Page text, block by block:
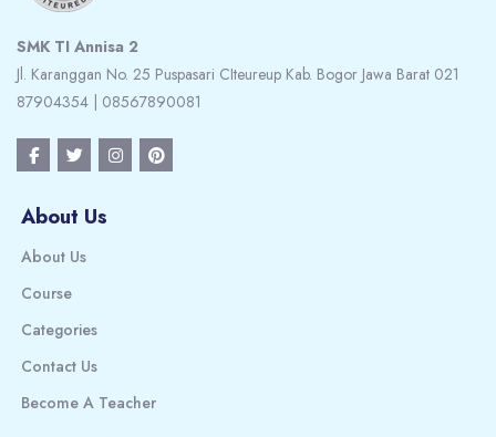
SMK TI Annisa 2
Jl. Karanggan No. 25 Puspasari CIteureup Kab. Bogor Jawa Barat 021
87904354 | 08567890081
About Us
About Us
Course
Categories
Contact Us
Become A Teacher